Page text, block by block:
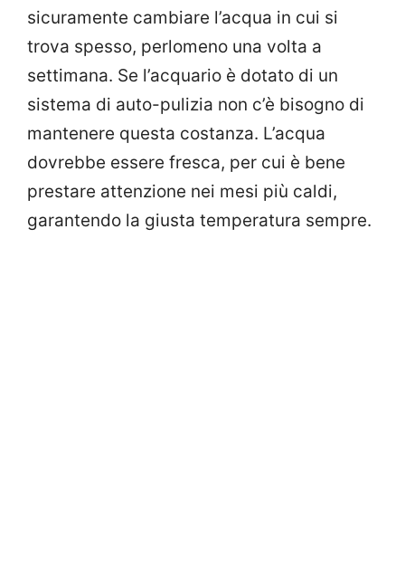
sicuramente cambiare l’acqua in cui si
trova spesso, perlomeno una volta a
settimana. Se l’acquario è dotato di un
sistema di auto-pulizia non c’è bisogno di
mantenere questa costanza. L’acqua
dovrebbe essere fresca, per cui è bene
prestare attenzione nei mesi più caldi,
garantendo la giusta temperatura sempre.